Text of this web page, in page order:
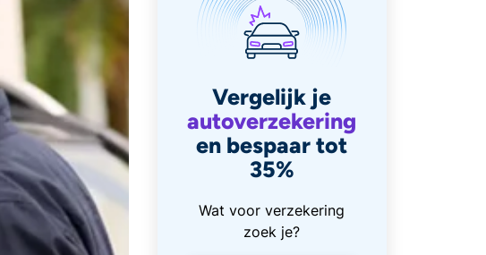
Vergelijk je
autoverzekering
en bespaar tot
35%
Wat voor verzekering
zoek je?